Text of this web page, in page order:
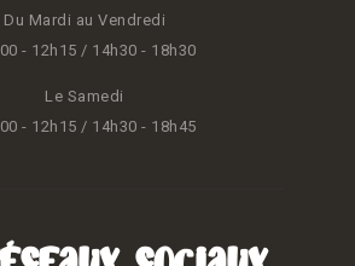
Du Mardi au Vendredi
- 12h15 / 14h30 - 18h30
Le Samedi
- 12h15 / 14h30 - 18h45